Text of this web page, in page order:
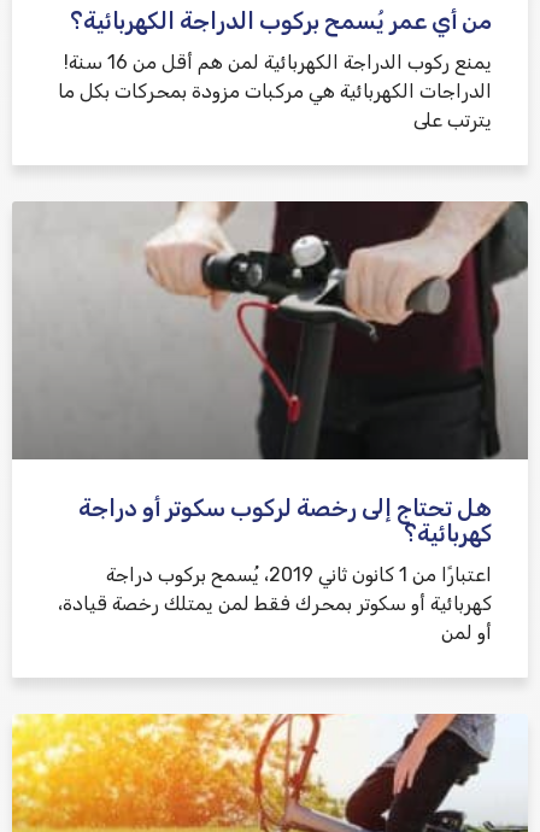
من أي عمر يُسمح بركوب الدراجة الكهربائية؟
يمنع ركوب الدراجة الكهربائية لمن هم أقل من 16 سنة!
الدراجات الكهربائية هي مركبات مزودة بمحركات بكل ما
يترتب على
هل تحتاج إلى رخصة لركوب سكوتر أو دراجة
كهربائية؟
اعتبارًا من 1 كانون ثاني 2019، يُسمح بركوب دراجة
كهربائية أو سكوتر بمحرك فقط لمن يمتلك رخصة قيادة،
أو لمن